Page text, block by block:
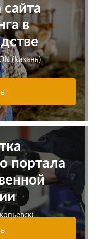
сайта
в
(Казань)
портала